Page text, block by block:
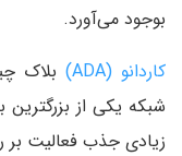
بوجود می‌آورد.
کاردانو (ADA)
بلاک
شبکه یکی از
زیادی جذب فعالیت بر